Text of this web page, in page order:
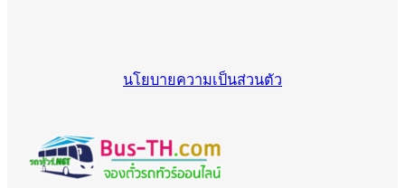
นโยบายความเป็นส่วนตัว